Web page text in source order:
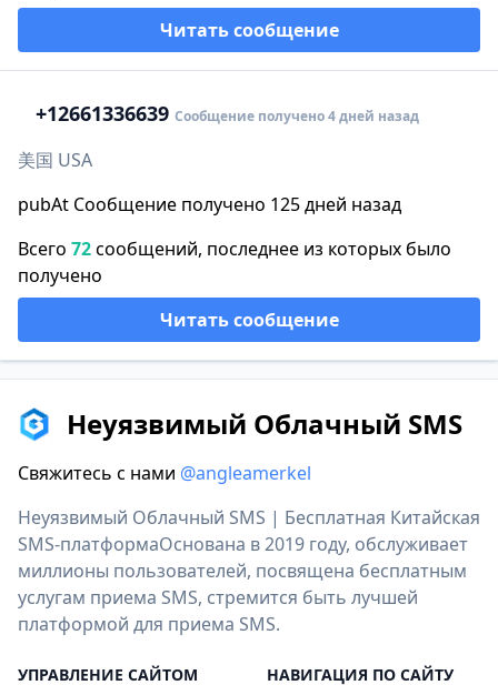
Читать сообщение
+12661336639 Сообщение получено 4 дней назад
美国 USA
pubAt Сообщение получено 125 дней назад
Всего 72сообщений, последнее из которых было
получено
Читать сообщение
Неуязвимый Облачный SMS
Свяжитесь с нами @angleamerkel
Неуязвимый Облачный SMS | Бесплатная Китайская
SMS-платформаОснована в 2019 году, обслуживает
миллионы пользователей, посвящена бесплатным
услугам приема SMS, стремится быть лучшей
платформой для приема SMS.
УПРАВЛЕНИЕ САЙТОМ НАВИГАЦИЯ ПО САЙТУ